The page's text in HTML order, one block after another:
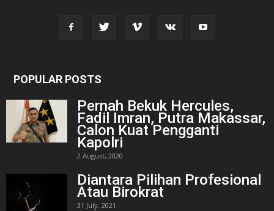
POPULAR POSTS
Pernah Bekuk Hercules,
Fadil Imran, Putra Makassar,
Calon Kuat Pengganti
Kapolri
2 August, 2020
Diantara Pilihan Profesional
Atau Birokrat
31 July, 2021